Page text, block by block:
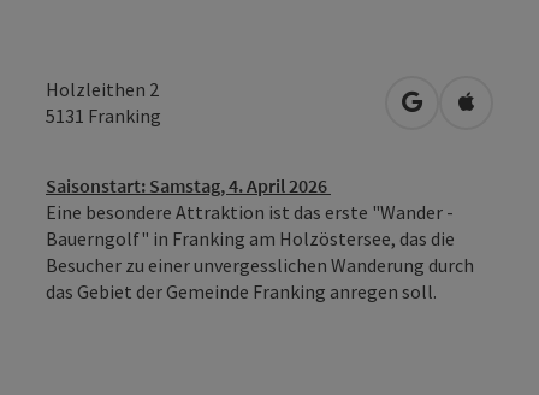
Holzleithen 2
5131 Franking in Google
in
Saisonstart: Samstag, 4. April 2026
Eine besondere Attraktion ist das erste "Wander -
Bauerngolf" in Franking am Holzöstersee, das die
Besucher zu einer unvergesslichen Wanderung durch
das Gebiet der Gemeinde Franking anregen soll.